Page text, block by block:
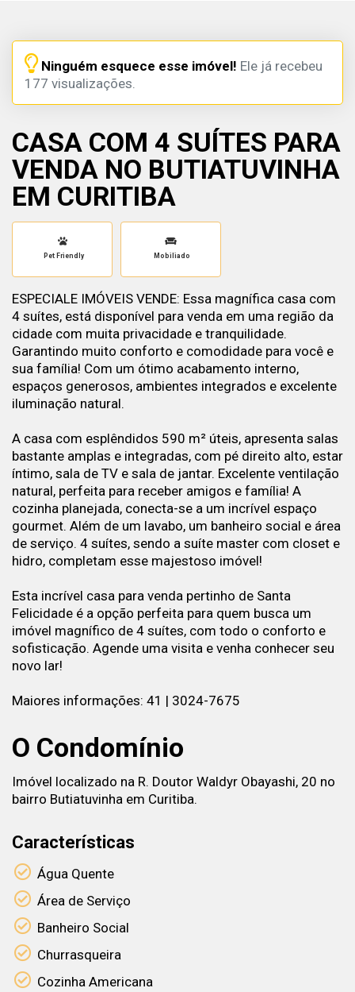
Ninguém esquece esse imóvel! Ele já recebeu
177 visualizações.
CASA COM 4 SUÍTES PARA
VENDA NO BUTIATUVINHA
EM CURITIBA
Pet Friendly Mobiliado
ESPECIALE IMÓVEIS VENDE: Essa magnífica casa com
4 suítes, está disponível para venda em uma região da
cidade com muita privacidade e tranquilidade.
Garantindo muito conforto e comodidade para você e
sua família! Com um ótimo acabamento interno,
espaços generosos, ambientes integrados e excelente
iluminação natural.
A casa com esplêndidos 590 m² úteis, apresenta salas
bastante amplas e integradas, com pé direito alto, estar
íntimo, sala de TV e sala de jantar. Excelente ventilação
natural, perfeita para receber amigos e família! A
cozinha planejada, conecta-se a um incrível espaço
gourmet. Além de um lavabo, um banheiro social e área
de serviço. 4 suítes, sendo a suíte master com closet e
hidro, completam esse majestoso imóvel!
Esta incrível casa para venda pertinho de Santa
Felicidade é a opção perfeita para quem busca um
imóvel magnífico de 4 suítes, com todo o conforto e
sofisticação. Agende uma visita e venha conhecer seu
novo lar!
Maiores informações: 41 | 3024-7675
O Condomínio
Imóvel localizado na R. Doutor Waldyr Obayashi, 20 no
bairro Butiatuvinha em Curitiba.
Características
Água Quente
Área de Serviço
Banheiro Social
Churrasqueira
Cozinha Americana